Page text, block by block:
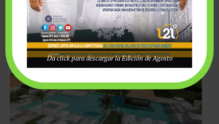
20 ° 87 ° Hotel Riviera Maya (Oro); Le Blanc Spa Resort,
Cancún/ Le Blanc Spa Resort, Los Cabos (Plata)
Da click para descargar la Edición de Agosto